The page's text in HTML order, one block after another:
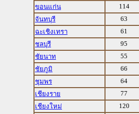
ขอนแก่น
114
จันทบุรี
63
ฉะเชิงเทรา
61
ชลบุรี
95
ชัยนาท
55
ชัยภูมิ
66
ชุมพร
64
เชียงราย
77
เชียงใหม่
120